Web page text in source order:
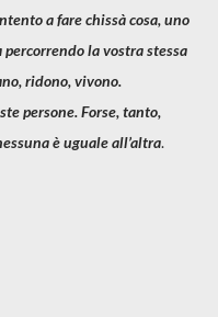
a fare chissà cosa, uno
la vostra stessa
ridono, vivono.
persone. Forse, tanto,
è uguale all’altra.